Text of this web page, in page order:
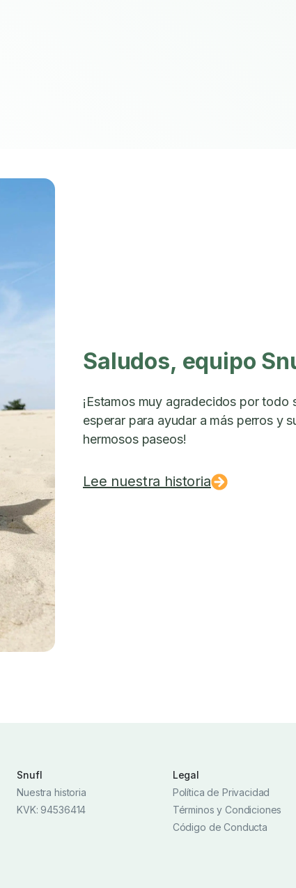
Saludos, equipo
¡Estamos muy agradecidos por
esperar para ayudar a más perros y
hermosos paseos!
Lee nuestra historia
Snufl
Nuestra historia
KVK: 94536414
Legal
Política de Privacidad
Términos y Condiciones
Código de Conducta